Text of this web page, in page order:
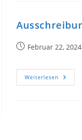
BeitragFebruar 22, 2024
Weiterlesen
OÖ-